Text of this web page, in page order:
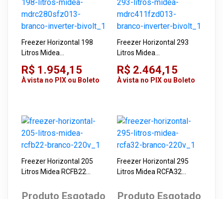
Freezer Horizontal 198
Litros Midea
MDRC280SFZ013 Branco
Inverter Bivolt
R$ 1.954,15
À vista no PIX ou Boleto
Freezer Horizontal 293
Litros Midea
MDRC411FZD013 Branco
Inverter Bivolt
R$ 2.464,15
À vista no PIX ou Boleto
Freezer Horizontal 205
Litros Midea RCFB22
Produto Esgotado
Freezer Horizontal 295
Litros Midea RCFA32
Produto Esgotado